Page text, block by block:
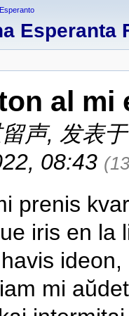
Esperanta
al mi
声, 发表
08:43
prenis
iris en la
mi